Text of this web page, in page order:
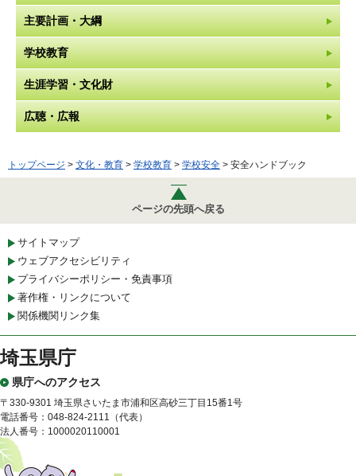
主要計画・大綱
学校教育
生涯学習・文化財
広聴・広報
トップページ > 文化・教育 > 学校教育 > 学校安全 > 安全ハンドブック
ページの先頭へ戻る
サイトマップ
ウェブアクセシビリティ
プライバシーポリシー・免責事項
著作権・リンクについて
関係機関リンク集
埼玉県庁
県庁へのアクセス
〒330-9301 埼玉県さいたま市浦和区高砂三丁目15番1号
電話番号：048-824-2111（代表）
法人番号：1000020110001